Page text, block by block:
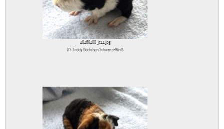
20260208_jt11.jpg
US Teddy Böckchen Schwarz-Weiß